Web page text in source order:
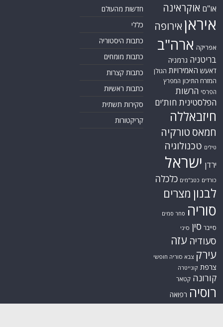
או"ם אוקראינה
איראן אירופה
אפריקה ארה"ב
בריטניה גרמניה
דאעש האמירויות הגולן
המזרח התיכון המפרץ
הפרסי הרשות
הפלסטינית חות'ים
חיזבאללה
חמאס טורקיה
טילים טכנולוגיה
ירדן ישראל
כורדים כטב"מים כלכלה
לבנון מצרים
סוריה סחר סמים
סייבר סין סיני
סעודיה עזה
עירק צבא סוריה חופשי
צרפת קונייטרה
קורונה קטאר
רוסיה רפואה
שיעים
חדשות מהעולם
כללי
כתבות היסטוריה
כתבות מומחים
כתבות קצרות
כתבות ראשיות
סקירות תשתית
קריקטורות